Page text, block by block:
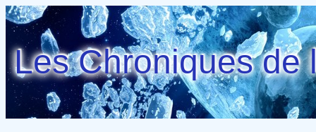
Les Chroniques de